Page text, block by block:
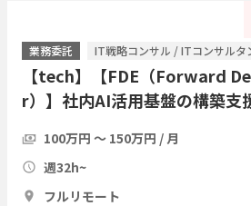
業務委託
IT戦略コンサル / ITコンサルタ
【tech】【FDE（Forward
r）】社内AI活用基盤の構築支
100万円 〜 150万円 / 月
週32h~
フルリモート